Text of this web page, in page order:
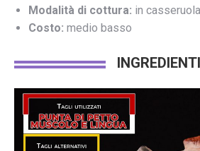
Modalità di cottura: in casseruola
Costo: medio basso
INGREDIENTI